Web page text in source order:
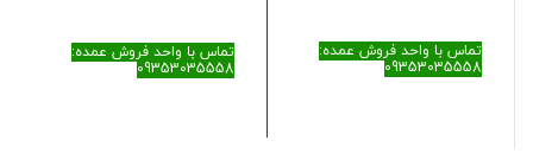
تماس با واحد فروش عمده:
09353035558
تماس با واحد فروش عمده:
09353035558